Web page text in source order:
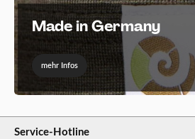
Made in Germany
mehr Infos
Service-Hotline